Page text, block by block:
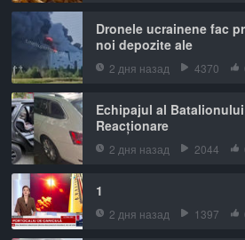
Dronele ucrainene fac
noi depozite ale
2 дня назад 4370
Echipajul al
Reacționare
2 дня назад 2044
1
2 дня назад 1397